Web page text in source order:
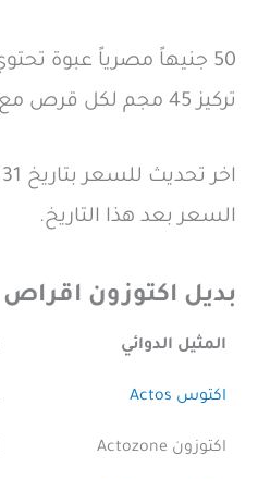
تركيز 45 مجم لكل قرص مع النشرة الداخلية للدواء.
السعر بعد هذا التاريخ.
بديل اكتوزون اقراص
المثيل الدوائي
اكتوس Actos
اكتوزون Actozone